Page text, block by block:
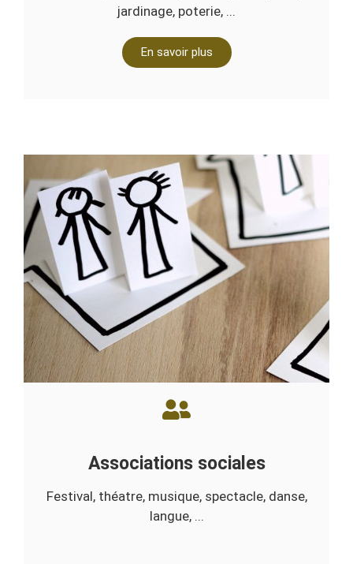
jardinage, poterie, ...
En savoir plus
Associations sociales
Festival, théatre, musique, spectacle, danse,
langue, ...